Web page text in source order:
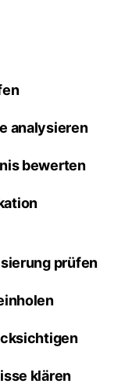
analysieren
bewerten
prüfen
klären